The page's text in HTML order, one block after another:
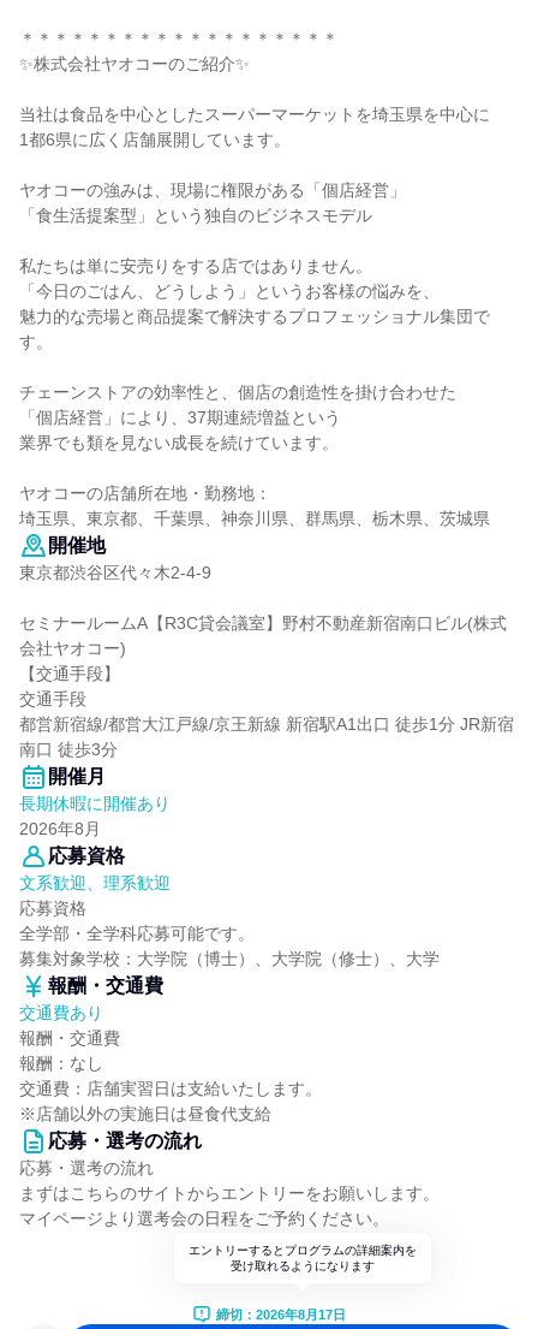
＊＊＊＊＊＊＊＊＊＊＊＊＊＊＊＊＊＊＊
✨株式会社ヤオコーのご紹介✨
当社は食品を中心としたスーパーマーケットを埼玉県を中心に
1都6県に広く店舗展開しています。
ヤオコーの強みは、現場に権限がある「個店経営」
「食生活提案型」という独自のビジネスモデル
私たちは単に安売りをする店ではありません。
「今日のごはん、どうしよう」というお客様の悩みを、
魅力的な売場と商品提案で解決するプロフェッショナル集団で
す。
チェーンストアの効率性と、個店の創造性を掛け合わせた
「個店経営」により、37期連続増益という
業界でも類を見ない成長を続けています。
ヤオコーの店舗所在地・勤務地：
埼玉県、東京都、千葉県、神奈川県、群馬県、栃木県、茨城県
開催地
東京都渋谷区代々木2-4-9
セミナールームA【R3C貸会議室】野村不動産新宿南口ビル(株式
会社ヤオコー)
【交通手段】
交通手段
都営新宿線/都営大江戸線/京王新線 新宿駅A1出口 徒歩1分 JR新宿
南口 徒歩3分
開催月
長期休暇に開催あり
2026年8月
応募資格
文系歓迎、理系歓迎
応募資格
全学部・全学科応募可能です。
募集対象学校：大学院（博士）、大学院（修士）、大学
報酬・交通費
交通費あり
報酬・交通費
報酬：なし
交通費：店舗実習日は支給いたします。
※店舗以外の実施日は昼食代支給
応募・選考の流れ
応募・選考の流れ
まずはこちらのサイトからエントリーをお願いします。
マイページより選考会の日程をご予約ください。
エントリーするとプログラムの詳細案内を
受け取れるようになります
締切：2026年8月17日